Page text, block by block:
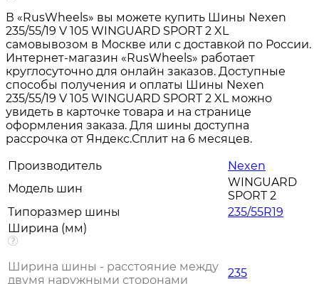
В «RusWheels» вы можете купить Шины Nexen
235/55/19 V 105 WINGUARD SPORT 2 XL
самовывозом в Москве или с доставкой по России.
Интернет-магазин «RusWheels» работает
круглосуточно для онлайн заказов. Доступные
способы получения и оплаты Шины Nexen
235/55/19 V 105 WINGUARD SPORT 2 XL можно
увидеть в карточке товара и на странице
оформления заказа. Для шины доступна
рассрочка от Яндекс.Сплит на 6 месяцев.
Производитель
Nexen
Модель шин
WINGUARD
SPORT 2
Типоразмер шины
235/55R19
Ширина (мм)
Ширина шины - расстояние между
двумя наружными сторонами
235